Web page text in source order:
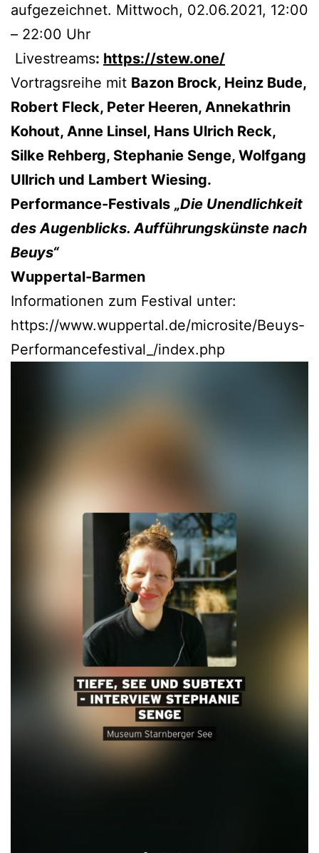
aufgezeichnet. Mittwoch, 02.06.2021, 12:00
– 22:00 Uhr
Livestreams: https://stew.one/
Vortragsreihe mit Bazon Brock, Heinz Bude,
Robert Fleck, Peter Heeren, Annekathrin
Kohout, Anne Linsel, Hans Ulrich Reck,
Silke Rehberg, Stephanie Senge, Wolfgang
Ullrich und Lambert Wiesing.
Performance-Festivals „Die Unendlichkeit
des Augenblicks. Aufführungskünste nach
Beuys“
Wuppertal-Barmen
Informationen zum Festival unter:
https://www.wuppertal.de/microsite/Beuys-
Performancefestival_/index.php